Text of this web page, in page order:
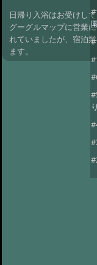
日帰り入浴はお受けし
グーグルマップに営業
れていましたが、宿泊
ます。